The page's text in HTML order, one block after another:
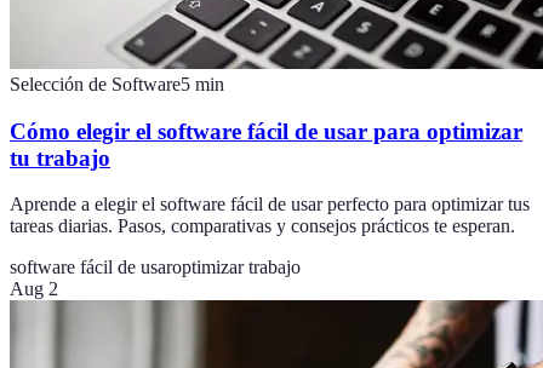
Selección de Software5 min
Cómo elegir el software fácil de usar para optimizar
tu trabajo
Aprende a elegir el software fácil de usar perfecto para optimizar tus
tareas diarias. Pasos, comparativas y consejos prácticos te esperan.
software fácil de usaroptimizar trabajo
Aug 2